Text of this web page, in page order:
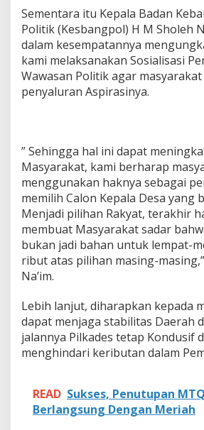
l
k
a
d
e
s
S
e
t
a
k
2
0
2
0
K
o
n
s
i
f
d
a
m
a
n
Sementara itu Kepala Badan
Politik (Kesbangpol) H M Sholeh
dalam kesempatannya
kami melaksanakan Sosialisasi
Wawasan Politik agar
penyaluran Aspirasinya.
” Sehingga hal ini dapat
Masyarakat, kami berharap
menggunakan haknya sebagai
memilih Calon Kepala Desa yang
Menjadi pilihan Rakyat, terakhir
membuat Masyarakat sadar
bukan jadi bahan untuk lempat-
ribut atas pilihan masing-
Na’im.
Lebih lanjut, diharapkan kepada
dapat menjaga stabilitas Daerah
jalannya Pilkades tetap Kondusif
menghindari keributan dalam
READ Sukses, Penutupan
Berlangsung Dengan Meriah